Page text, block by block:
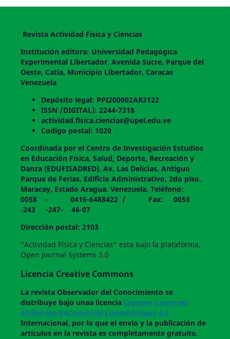
Revista Actividad Física y Ciencias
Institución editora: Universidad Pedagógica
Experimental Libertador. Avenida Sucre, Parque del
Oeste, Catia, Municipio Libertador, Caracas
Venezuela
Depósito legal: PPI200902AR3122
ISSN /DIGITAL): 2244-7318
actividad.fisica.ciencias@upel.edu.ve
Codigo postal: 1020
Coordinada por el Centro de Investigación Estudios
en Educación Física, Salud, Deporte, Recreación y
Danza (EDUFISADRED). Av. Las Delicias, Antiguo
Parque de Ferias. Edificio Administrativo, 2do piso.
Maracay, Estado Aragua. Venezuela. Teléfono:
0058 - 0416-6488422 / Fax: 0058
-243 -247- 46-07
Dirección postal: 2103
"Actividad Física y Ciencias" esta bajo la plataforma,
Open Journal Systems 3.0
Licencia Creative Commons
La revistaObservador del Conocimiento se
distribuye bajo unaa licencia Creative Commons
Atribución-NoComercial-CompartirIgual 4.0
Internacional, por lo que el envío y la publicación de
artículos en la revista es completamente gratuito.